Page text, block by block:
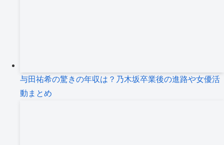
与田祐希の驚きの年収は？乃木坂卒業後の進路や女優活
動まとめ